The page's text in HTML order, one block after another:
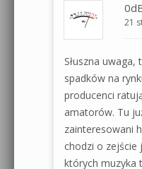
21
Słuszna
spadków na
producenci
amatorów. Tu
zainteresowani
chodzi o zejście
których muzyka